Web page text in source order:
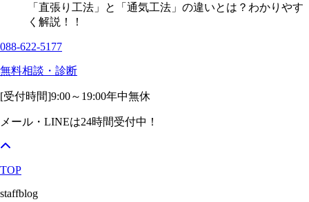
「直張り工法」と「通気工法」の違いとは？わかりやす
く解説！！
088-622-5177
無料相談・診断
[受付時間]9:00～19:00年中無休
メール・LINEは24時間受付中！
TOP
staffblog